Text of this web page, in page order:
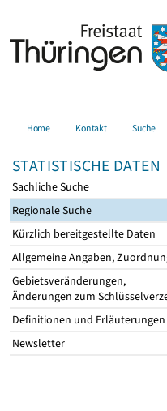
Home Kontakt Suche
STATISTISCHE DATEN
Sachliche Suche
Regionale Suche
Kürzlich bereitgestellte Daten
Allgemeine Angaben,
Gebietsveränderungen,
Änderungen zum
Definitionen und Erläuterungen
Newsletter